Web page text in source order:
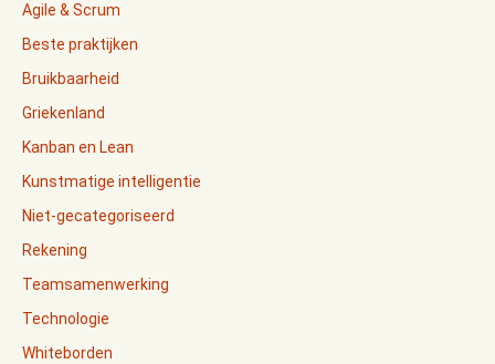
Agile & Scrum
Beste praktijken
Bruikbaarheid
Griekenland
Kanban en Lean
Kunstmatige intelligentie
Niet-gecategoriseerd
Rekening
Teamsamenwerking
Technologie
Whiteborden